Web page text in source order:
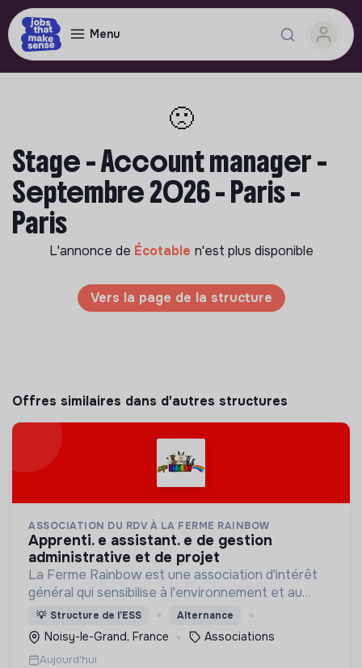
Menu
🙁
Stage - Account manager -
Septembre 2026 - Paris -
Paris
L'annonce de Écotable n'est plus disponible
Vers la page de la structure
Offres similaires dans d'autres structures
ASSOCIATION DU RDV À LA FERME RAINBOW
apprenti. e assistant. e de gestion
administrative et de projet
La Ferme Rainbow est une association d'intérêt
général qui sensibilise à l'environnement et au
bien-être animal, tout en favorisant l'insertion
professionnelle via son Atelier et Chantier
d'Insertion.
💡 Structure de l’ESS Alternance
Noisy-le-Grand, France Associations
Aujourd'hui